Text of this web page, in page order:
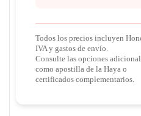
Todos los precios incluyen
IVA y gastos de envío.
Consulte las opciones
como apostilla de la Haya o
certificados complementarios.